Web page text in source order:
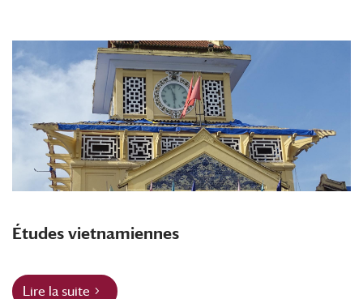
Études vietnamiennes
Lire la suite